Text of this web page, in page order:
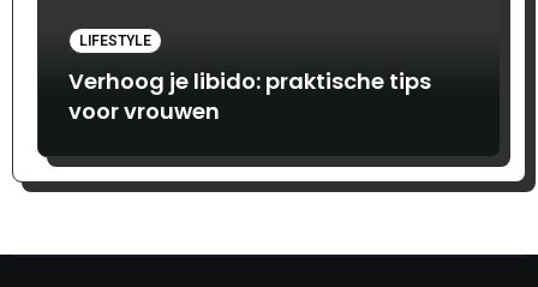
LIFESTYLE
Verhoog je libido: praktische tips
voor vrouwen